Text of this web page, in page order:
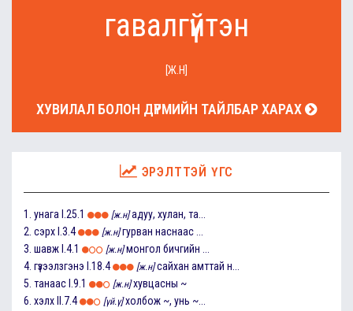
гавалгүйтэн
[Ж.Н]
ХУВИЛАЛ БОЛОН ДҮРМИЙН ТАЙЛБАР ХАРАХ
ЭРЭЛТТЭЙ ҮГС
1. унага I.25.1 [ж.н] адуу, хулан, та...
2. сэрх I.3.4 [ж.н] гурван наснаас ...
3. шавж I.4.1 [ж.н] монгол бичгийн ...
4. гүзээлзгэнэ I.18.4 [ж.н] сайхан амттай н...
5. танаас I.9.1 [ж.н] хувцасны ~
6. хэлх II.7.4 [үй.ү] холбож ~, унь ~...